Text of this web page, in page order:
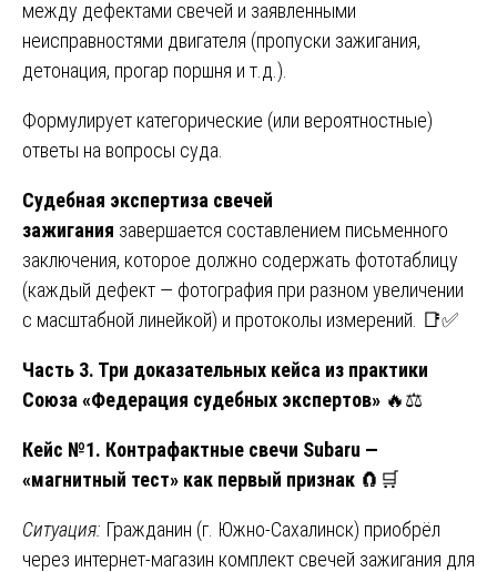
между дефектами свечей и заявленными
неисправностями двигателя (пропуски зажигания,
детонация, прогар поршня и т.д.).
Формулирует категорические (или вероятностные)
ответы на вопросы суда.
Судебная экспертиза свечей
зажигания завершается составлением письменного
заключения, которое должно содержать фототаблицу
(каждый дефект — фотография при разном увеличении
с масштабной линейкой) и протоколы измерений. 📑✅
Часть 3. Три доказательных кейса из практики
Союза «Федерация судебных экспертов» 🔥⚖️
Кейс №1. Контрафактные свечи Subaru —
«магнитный тест» как первый признак 🧲🛒
Ситуация: Гражданин (г. Южно-Сахалинск) приобрёл
через интернет-магазин комплект свечей зажигания для